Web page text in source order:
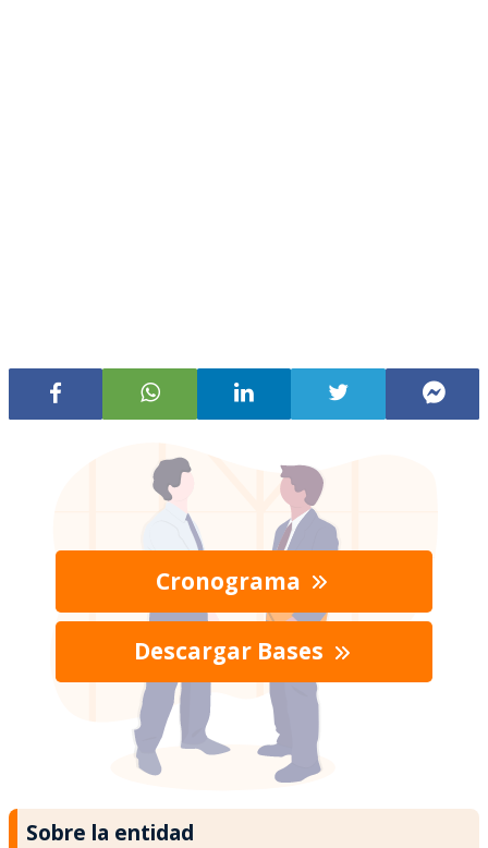
Cronograma
Descargar Bases
Sobre la entidad